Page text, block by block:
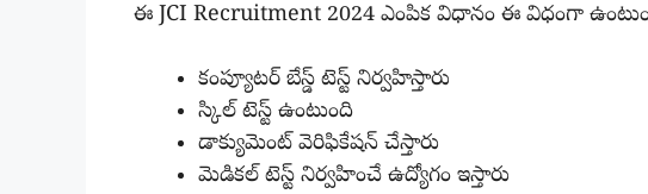
ఈ JCI Recruitment 2024 ఎంపిక విధానం ఈ విధంగా
కంప్యూటర్ బేస్డ్ టెస్ట్ నిర్వహిస్తారు
స్కిల్ టెస్ట్ ఉంటుంది
డాక్యుమెంట్ వెరిఫికేషన్ చేస్తారు
మెడికల్ టెస్ట్ నిర్వహించే ఉద్యోగం ఇస్తారు